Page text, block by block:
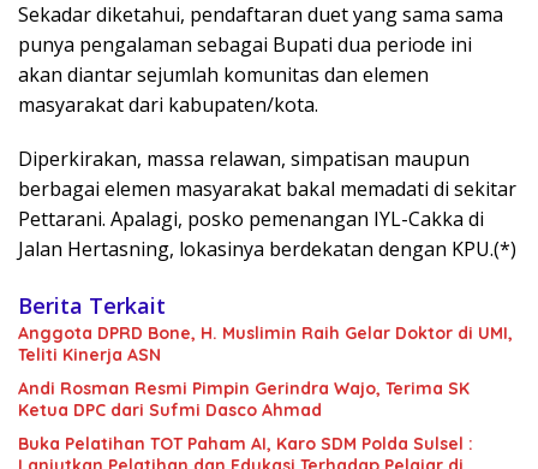
Sekadar diketahui, pendaftaran duet yang sama sama
punya pengalaman sebagai Bupati dua periode ini
akan diantar sejumlah komunitas dan elemen
masyarakat dari kabupaten/kota.
Diperkirakan, massa relawan, simpatisan maupun
berbagai elemen masyarakat bakal memadati di sekitar
Pettarani. Apalagi, posko pemenangan IYL-Cakka di
Jalan Hertasning, lokasinya berdekatan dengan KPU.(*)
Berita Terkait
Anggota DPRD Bone, H. Muslimin Raih Gelar Doktor di UMI,
Teliti Kinerja ASN
Andi Rosman Resmi Pimpin Gerindra Wajo, Terima SK
Ketua DPC dari Sufmi Dasco Ahmad
Buka Pelatihan TOT Paham AI, Karo SDM Polda Sulsel :